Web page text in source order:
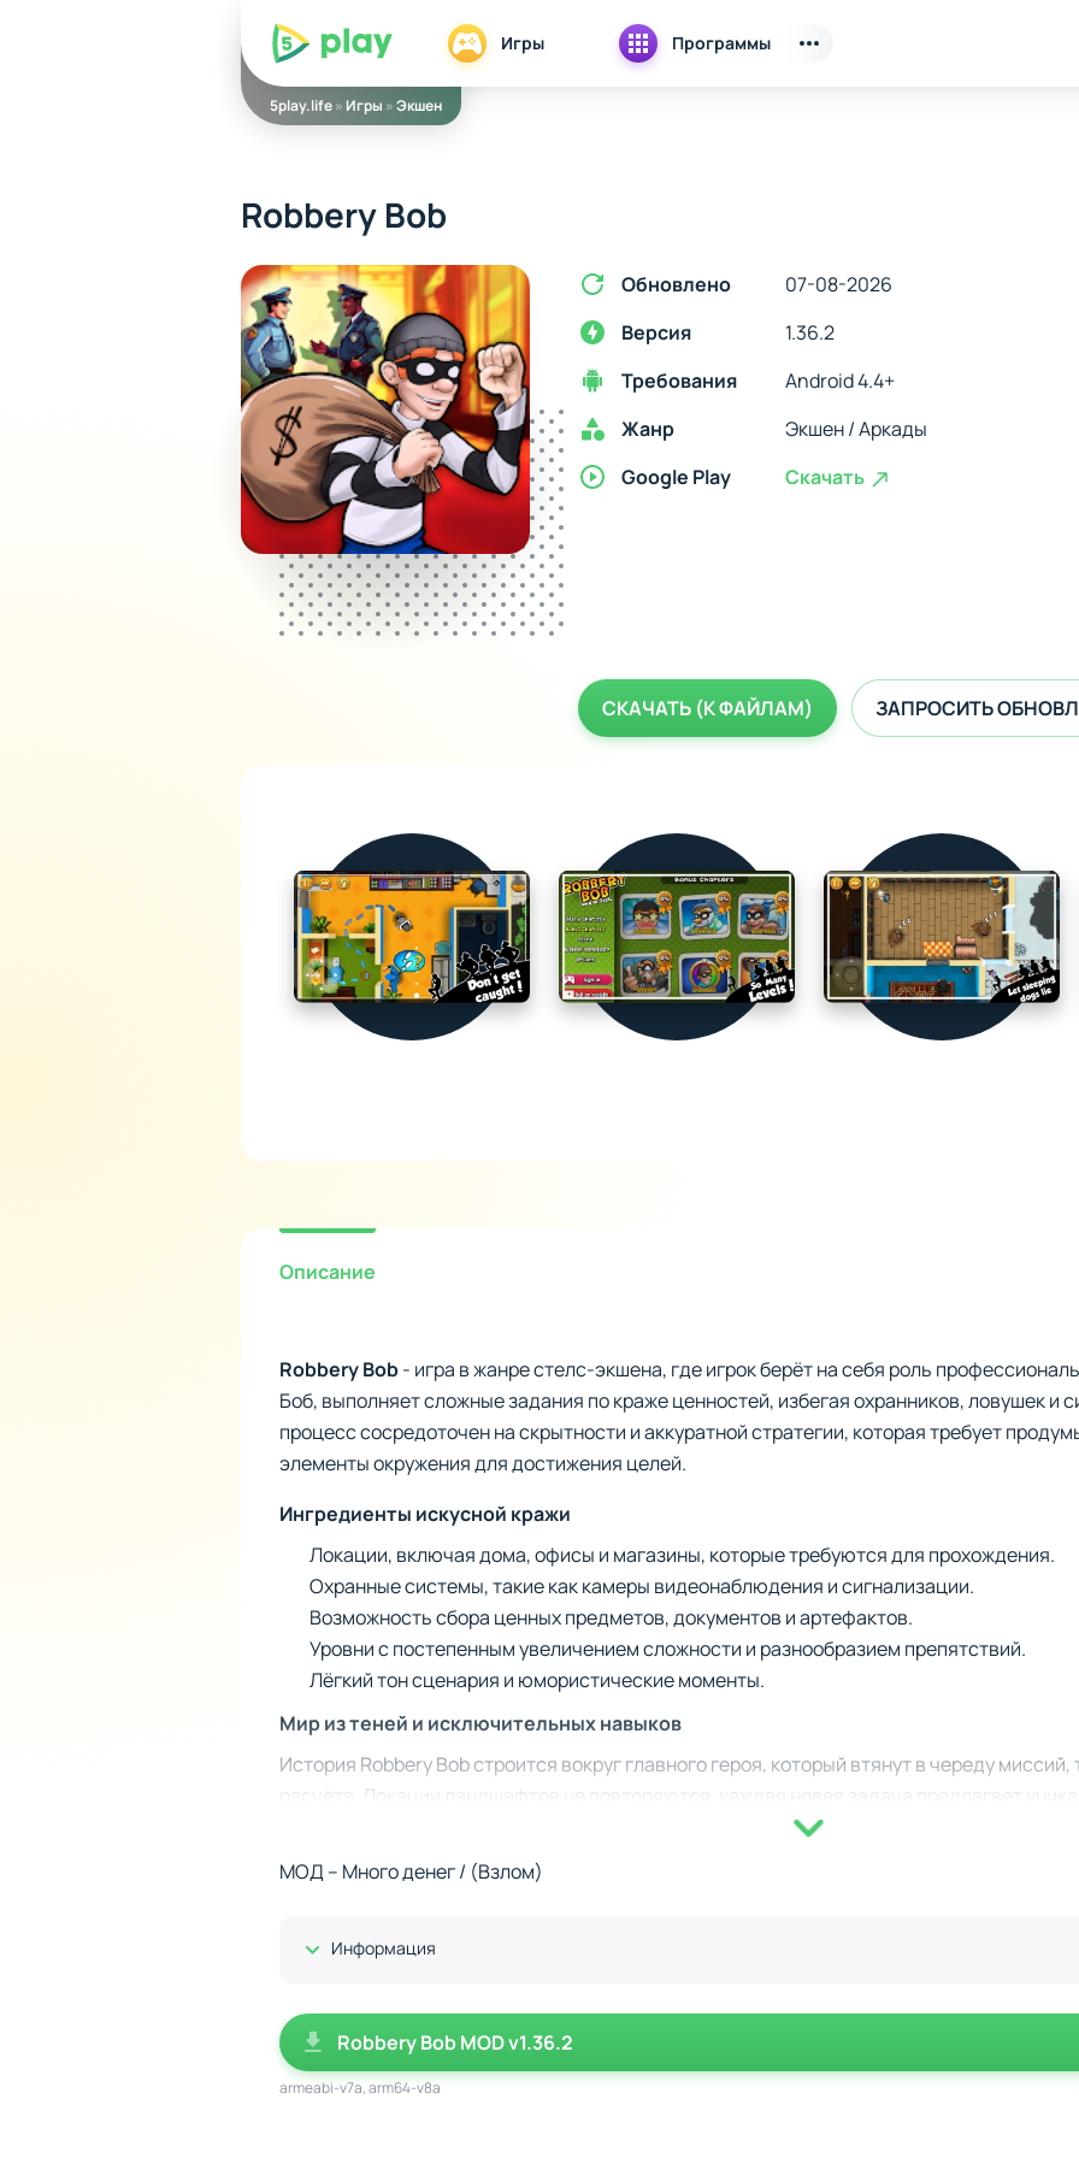
5play Игры Программы
5play.life»Игры »Экшен
Robbery Bob
Обновлено
07-08-2026
Версия
1.36.2
Требования
Android 4.4+
Жанр
Экшен / Аркады
Google Play
Скачать
СКАЧАТЬ (К ФАЙЛАМ) ЗАПРОСИТЬ
Описание
Robbery Bob- игра в жанре стелс-экшена, где игрок берёт на себя роль
Боб, выполняет сложные задания по краже ценностей, избегая охранников, ловушек и
процесс сосредоточен на скрытности и аккуратной стратегии, которая требует
элементы окружения для достижения целей.
Ингредиенты искусной кражи
Локации, включая дома, офисы и магазины, которые требуются для прохождения.
Охранные системы, такие как камеры видеонаблюдения и сигнализации.
Возможность сбора ценных предметов, документов и артефактов.
Уровни с постепенным увеличением сложности и разнообразием препятствий.
Лёгкий тон сценария и юмористические моменты.
Мир из теней и исключительных навыков
История Robbery Bob строится вокруг главного героя, который втянут в череду
расчёта. Локации ландшафтов не повторяются, каждая новая задача предлагает
героя сопровождается необходимостью обучения новым способам обхода охраны,
уровень владения инструментами скрытности.
Графическое оформление Robbery Bob подчёркивает свой юмористический характер
элементов игрового процесса. Отличительной чертой игры являются её
может выбрать наиболее подходящий подход к выполнению миссий.
МОД – Много денег / (Взлом)
Показать/Скрыть
Информация
Robbery Bob MOD v1.36.2
armeabi-v7a, arm64-v8a